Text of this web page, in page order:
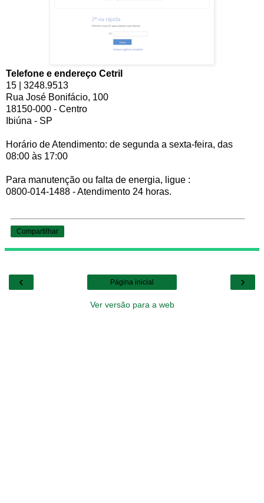
Telefone e endereço Cetril
15 | 3248.9513
Rua José Bonifácio, 100
18150-000 - Centro
Ibiúna - SP
Horário de Atendimento: de segunda a sexta-feira, das
08:00 às 17:00
Para manutenção ou falta de energia, ligue :
0800-014-1488 - Atendimento 24 horas.
Compartilhar
‹ ›
Página inicial
Ver versão para a web